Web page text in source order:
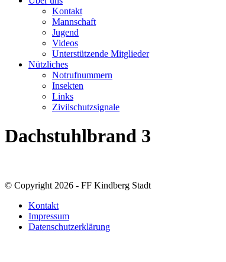
Kontakt
Mannschaft
Jugend
Videos
Unterstützende Mitglieder
Nützliches
Notrufnummern
Insekten
Links
Zivilschutzsignale
Dachstuhlbrand 3
© Copyright 2026 - FF Kindberg Stadt
Kontakt
Impressum
Datenschutzerklärung